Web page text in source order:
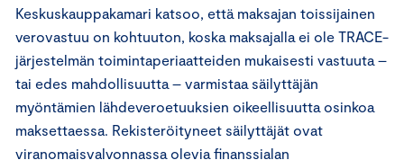
Keskuskauppakamari katsoo, että maksajan toissijainen
verovastuu on kohtuuton, koska maksajalla ei ole TRACE-
järjestelmän toimintaperiaatteiden mukaisesti vastuuta –
tai edes mahdollisuutta – varmistaa säilyttäjän
myöntämien lähdeveroetuuksien oikeellisuutta osinkoa
maksettaessa. Rekisteröityneet säilyttäjät ovat
viranomaisvalvonnassa olevia finanssialan